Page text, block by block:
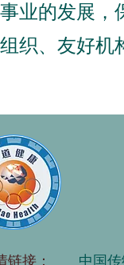
业的发展，
织、友好机
链接： 中国